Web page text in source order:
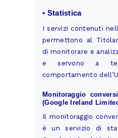
• Statistica
I servizi contenuti
permettono al
di monitorare e
e servono a
comportamento
Monitoraggio
(Google Ireland
Il monitoraggio
è un servizio di